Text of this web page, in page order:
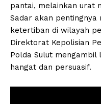
pantai, melainkan urat
Sadar akan pentingnya
ketertiban di wilayah
Direktorat Kepolisian
Polda Sulut
hangat dan persuasif.